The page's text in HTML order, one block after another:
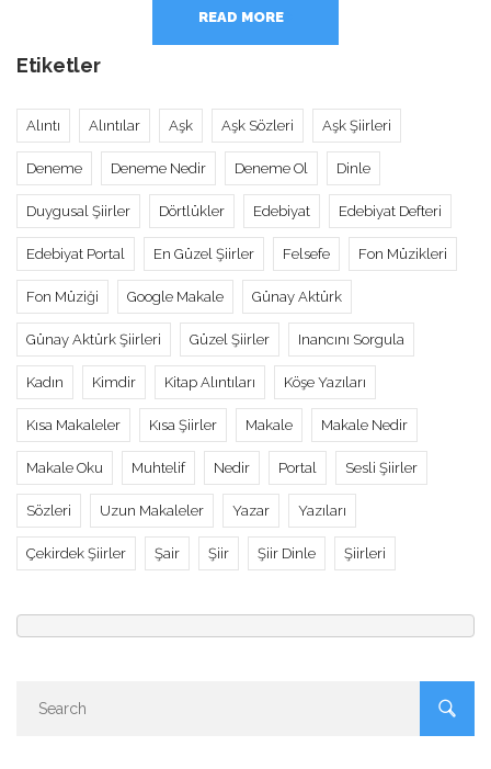
READ MORE
Etiketler
Alıntı Alıntılar Aşk Aşk Sözleri Aşk Şiirleri
Deneme Deneme Nedir Deneme Ol Dinle
Duygusal Şiirler Dörtlükler Edebiyat Edebiyat Defteri
Edebiyat Portal En Güzel Şiirler Felsefe Fon Müzikleri
Fon Müziği Google Makale Günay Aktürk
Günay Aktürk Şiirleri Güzel Şiirler Inancını Sorgula
Kadın Kimdir Kitap Alıntıları Köşe Yazıları
Kısa Makaleler Kısa Şiirler Makale Makale Nedir
Makale Oku Muhtelif Nedir Portal Sesli Şiirler
Sözleri Uzun Makaleler Yazar Yazıları
Çekirdek Şiirler Şair Şiir Şiir Dinle Şiirleri